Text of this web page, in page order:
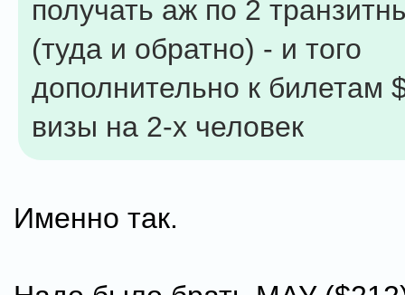
получать аж по 2
(туда и обратно) - и того
дополнительно к билетам
визы на 2-х человек
Именно так.